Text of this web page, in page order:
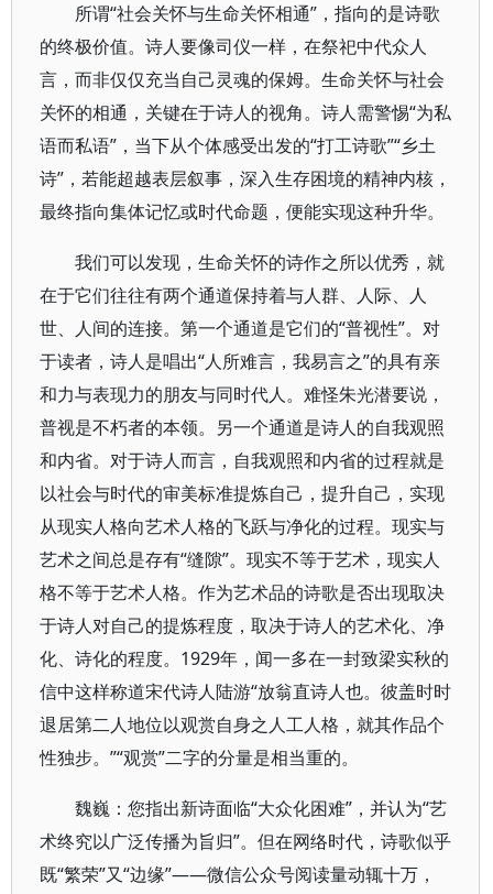
所谓“社会关怀与生命关怀相通”，指向的是诗歌
的终极价值。诗人要像司仪一样，在祭祀中代众人
言，而非仅仅充当自己灵魂的保姆。生命关怀与社会
关怀的相通，关键在于诗人的视角。诗人需警惕“为私
语而私语”，当下从个体感受出发的“打工诗歌”“乡土
诗”，若能超越表层叙事，深入生存困境的精神内核，
最终指向集体记忆或时代命题，便能实现这种升华。
我们可以发现，生命关怀的诗作之所以优秀，就
在于它们往往有两个通道保持着与人群、人际、人
世、人间的连接。第一个通道是它们的“普视性”。对
于读者，诗人是唱出“人所难言，我易言之”的具有亲
和力与表现力的朋友与同时代人。难怪朱光潜要说，
普视是不朽者的本领。另一个通道是诗人的自我观照
和内省。对于诗人而言，自我观照和内省的过程就是
以社会与时代的审美标准提炼自己，提升自己，实现
从现实人格向艺术人格的飞跃与净化的过程。现实与
艺术之间总是存有“缝隙”。现实不等于艺术，现实人
格不等于艺术人格。作为艺术品的诗歌是否出现取决
于诗人对自己的提炼程度，取决于诗人的艺术化、净
化、诗化的程度。1929年，闻一多在一封致梁实秋的
信中这样称道宋代诗人陆游“放翁直诗人也。彼盖时时
退居第二人地位以观赏自身之人工人格，就其作品个
性独步。”“观赏”二字的分量是相当重的。
魏巍：您指出新诗面临“大众化困难”，并认为“艺
术终究以广泛传播为旨归”。但在网络时代，诗歌似乎
既“繁荣”又“边缘”——微信公众号阅读量动辄十万，